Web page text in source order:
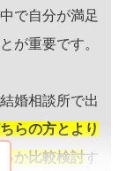
で自分が満足
が重要です。
婚相談所で出
らの方とより
か比較検討す